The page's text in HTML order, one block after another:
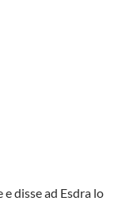
disse ad Esdra lo